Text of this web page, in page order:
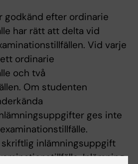
godkänd efter ordinarie
har rätt att delta vid
Vid varje
ordinarie
och två
Om studenten
ges inte
inlämningsuppgift
Inlämning